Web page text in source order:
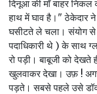
दिनूआ की माँ बाहर निकल
हाथ में घाव है।" ठेकेदार
घसीटते ले चला। संयोग से
पदाधिकारी थे ) के साथ
रो पड़ी। बाबूजी को देखते
खुलवाकर देखा। उफ़ ! अगर
पड़ते। सबसे पहले उसे